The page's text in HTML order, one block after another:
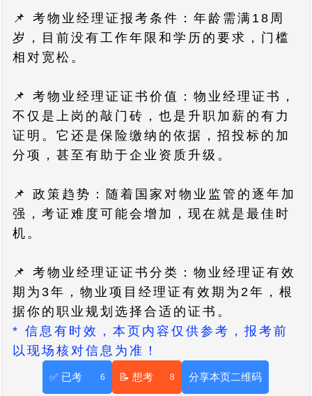
📌 考物业经理证报考条件：年龄需满18周
岁，目前没有工作年限和学历的要求，门槛
相对宽松。
📌 考物业经理证证书价值：物业经理证书，
不仅是上岗的敲门砖，也是升职加薪的有力
证明。它还是保险缴纳的依据，招投标的加
分项，甚至有助于企业资质升级。
📌 政策趋势：随着国家对物业监管的逐年加
强，考证难度可能会增加，现在就是最佳时
机。
📌 考物业经理证证书分类：物业经理证有效
期为3年，物业项目经理证有效期为2年，根
据你的职业规划选择合适的证书。
* 信息有时效，本页内容仅供参考，报考前
以现场核对信息为准！
6
✅ 已考 8
📝 想考 分享本页二维码